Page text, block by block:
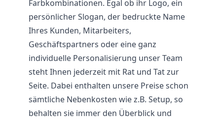
Farbkombinationen. Egal ob ihr Logo, ein
persönlicher Slogan, der bedruckte Name
Ihres Kunden, Mitarbeiters,
Geschäftspartners oder eine ganz
individuelle Personalisierung unser Team
steht Ihnen jederzeit mit Rat und Tat zur
Seite. Dabei enthalten unsere Preise schon
sämtliche Nebenkosten wie z.B. Setup, so
behalten sie immer den Überblick und